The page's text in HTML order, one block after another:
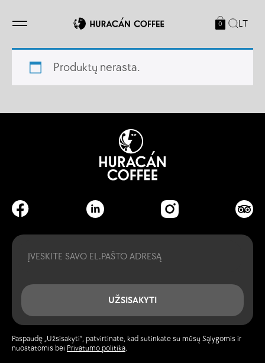
0 LT
Produktų nerasta.
UŽSISAKYTI
Paspaudę „Užsisakyti“, patvirtinate, kad sutinkate su mūsų Sąlygomis ir
nuostatomis bei Privatumo politika.